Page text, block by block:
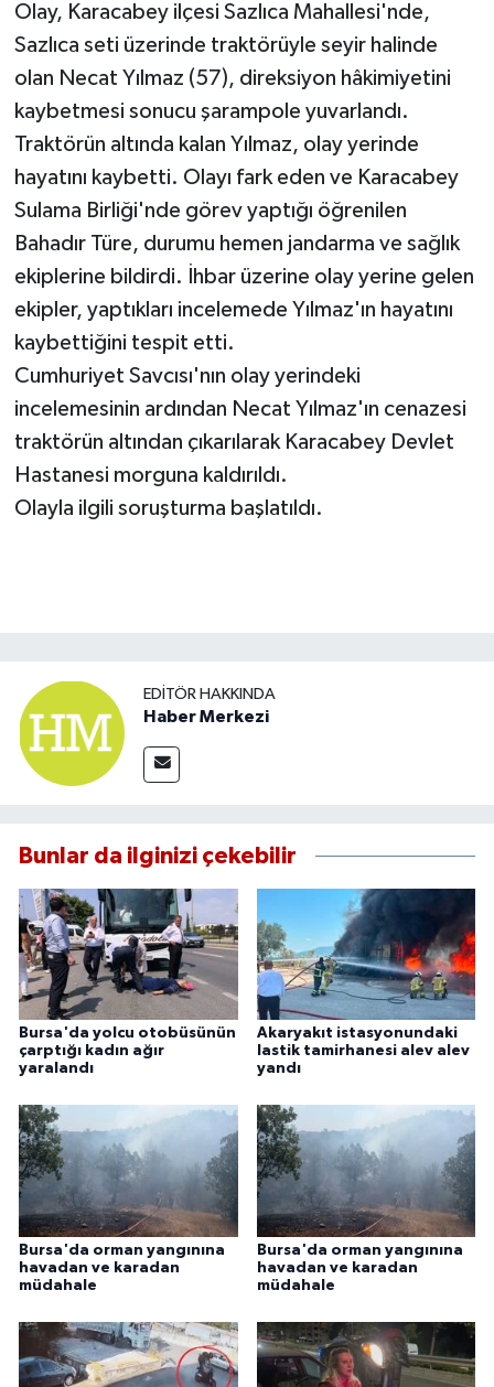
oldu
Olay, Karacabey ilçesi Sazlıca Mahallesi'nde,
Sazlıca seti üzerinde traktörüyle seyir halinde
olan Necat Yılmaz (57), direksiyon hâkimiyetini
kaybetmesi sonucu şarampole yuvarlandı.
Traktörün altında kalan Yılmaz, olay yerinde
hayatını kaybetti. Olayı fark eden ve Karacabey
Sulama Birliği'nde görev yaptığı öğrenilen
Bahadır Türe, durumu hemen jandarma ve sağlık
ekiplerine bildirdi. İhbar üzerine olay yerine gelen
ekipler, yaptıkları incelemede Yılmaz'ın hayatını
kaybettiğini tespit etti.
Cumhuriyet Savcısı'nın olay yerindeki
incelemesinin ardından Necat Yılmaz'ın cenazesi
traktörün altından çıkarılarak Karacabey Devlet
Hastanesi morguna kaldırıldı.
Olayla ilgili soruşturma başlatıldı.
EDITÖR HAKKINDA
Haber Merkezi
Bunlar da ilginizi çekebilir
Bursa'da yolcu otobüsünün
çarptığı kadın ağır
yaralandı
Akaryakıt istasyonundaki
lastik tamirhanesi alev alev
yandı
Bursa'da orman yangınına
havadan ve karadan
müdahale
Bursa'da orman yangınına
havadan ve karadan
müdahale